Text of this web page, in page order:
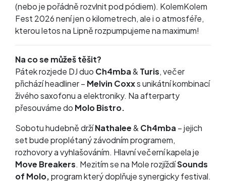
(nebo je pořádně rozvlnit pod pódiem). KolemKolem
Fest 2026 není jen o kilometrech, ale i o atmosféře,
kterou letos na Lipně rozpumpujeme na maximum!
Na co se můžeš těšit?
Pátek rozjede DJ duo Ch4mba& Turis, večer
přichází headliner – Melvin Coxxs unikátní kombinací
živého saxofonu a elektroniky. Na afterparty
přesouváme do Molo Bistro.
Sobotu hudebně držíNathalee& Ch4mba – jejich
set bude proplétaný závodním programem,
rozhovory a vyhlašováním. Hlavní večerní kapela je
Move Breakers. Mezitím se na Mole rozjíždíSounds
of Molo,program který doplňuje synergicky festival.